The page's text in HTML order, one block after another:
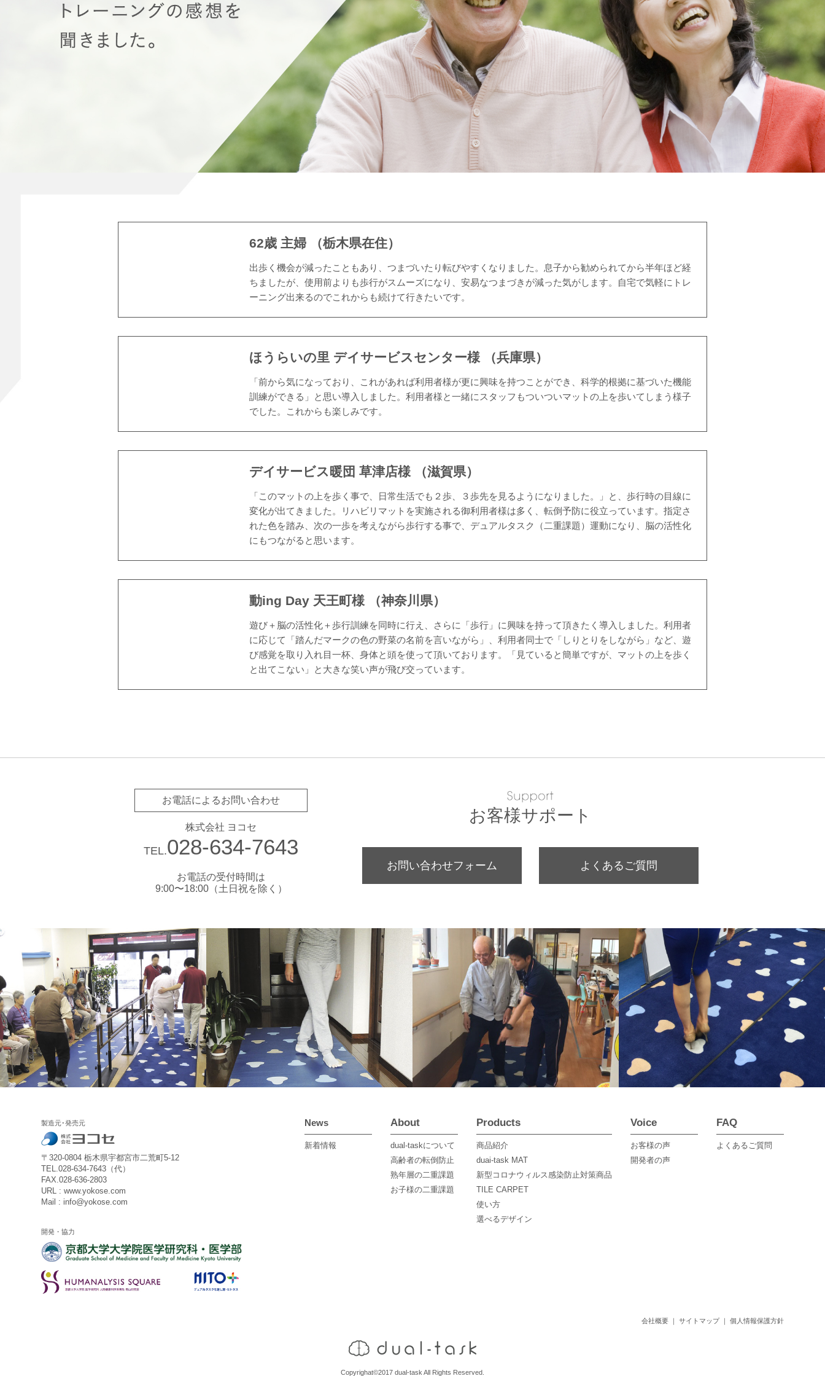
62歳 主婦 （栃木県在住）
出歩く機会が減ったこともあり、つまづいたり転びやすくなりました。息子から勧められてから半年ほど経
ちましたが、使用前よりも歩行がスムーズになり、安易なつまづきが減った気がします。自宅で気軽にトレ
ーニング出来るのでこれからも続けて行きたいです。
ほうらいの里 デイサービスセンター様 （兵庫県）
「前から気になっており、これがあれば利用者様が更に興味を持つことができ、科学的根拠に基づいた機能
訓練ができる」と思い導入しました。利用者様と一緒にスタッフもついついマットの上を歩いてしまう様子
でした。これからも楽しみです。
デイサービス暖団 草津店様 （滋賀県）
「このマットの上を歩く事で、日常生活でも２歩、３歩先を見るようになりました。」と、歩行時の目線に
変化が出てきました。リハビリマットを実施される御利用者様は多く、転倒予防に役立っています。指定さ
れた色を踏み、次の一歩を考えながら歩行する事で、デュアルタスク（二重課題）運動になり、脳の活性化
にもつながると思います。
動ing Day 天王町様 （神奈川県）
遊び＋脳の活性化＋歩行訓練を同時に行え、さらに「歩行」に興味を持って頂きたく導入しました。利用者
に応じて「踏んだマークの色の野菜の名前を言いながら」、利用者同士で「しりとりをしながら」など、遊
び感覚を取り入れ目一杯、身体と頭を使って頂いております。「見ていると簡単ですが、マットの上を歩く
と出てこない」と大きな笑い声が飛び交っています。
お電話によるお問い合わせ
株式会社 ヨコセ
TEL.028-634-7643
お電話の受付時間は
9:00〜18:00（土日祝を除く）
お客様サポート
お問い合わせフォーム よくあるご質問
製造元･発売元
〒320-0804 栃木県宇都宮市二荒町5-12
TEL.028-634-7643（代）
FAX.028-636-2803
URL : www.yokose.com
Mail : info@yokose.com
開発・協力
News
新着情報
About
dual-taskについて
高齢者の転倒防止
熟年層の二重課題
お子様の二重課題
Products
商品紹介
duai-task MAT
新型コロナウィルス感染防止対策商品
TILE CARPET
使い方
選べるデザイン
Voice
お客様の声
開発者の声
FAQ
よくあるご質問
会社概要｜ サイトマップ｜ 個人情報保護方針
Copyrighat©2017 dual-task All Rights Reserved.